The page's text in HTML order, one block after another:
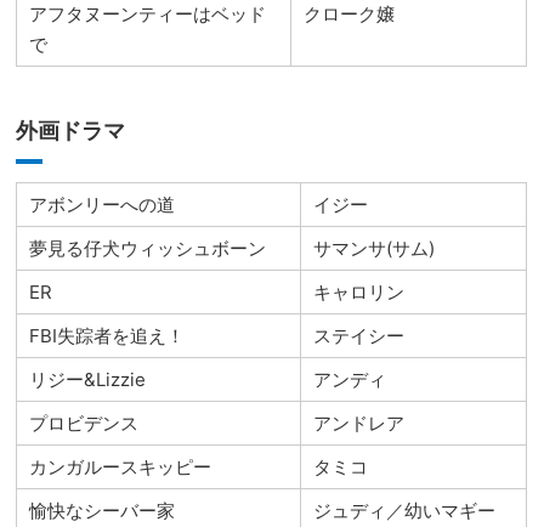
アフタヌーンティーはベッド
で
クローク嬢
外画ドラマ
アボンリーへの道
イジー
夢見る仔犬ウィッシュボーン
サマンサ(サム)
ER
キャロリン
FBI失踪者を追え！
ステイシー
リジー&Lizzie
アンディ
プロビデンス
アンドレア
カンガルースキッピー
タミコ
愉快なシーバー家
ジュディ／幼いマギー